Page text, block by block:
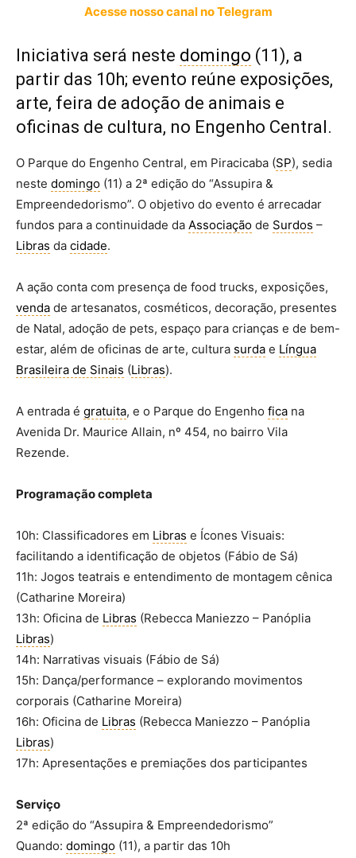
Acesse nosso canal no Telegram
Iniciativa será neste domingo (11), a
partir das 10h; evento reúne exposições,
arte, feira de adoção de animais e
oficinas de cultura, no Engenho Central.
O Parque do Engenho Central, em Piracicaba (SP), sedia
neste domingo (11) a 2ª edição do “Assupira &
Empreendedorismo”. O objetivo do evento é arrecadar
fundos para a continuidade da Associação de Surdos –
Libras da cidade.
A ação conta com presença de food trucks, exposições,
venda de artesanatos, cosméticos, decoração, presentes
de Natal, adoção de pets, espaço para crianças e de bem-
estar, além de oficinas de arte, cultura surda e Língua
Brasileira de Sinais (Libras).
A entrada é gratuita, e o Parque do Engenho fica na
Avenida Dr. Maurice Allain, nº 454, no bairro Vila
Rezende.
Programação completa
10h: Classificadores em Libras e Ícones Visuais:
facilitando a identificação de objetos (Fábio de Sá)
11h: Jogos teatrais e entendimento de montagem cênica
(Catharine Moreira)
13h: Oficina de Libras (Rebecca Maniezzo – Panóplia
Libras)
14h: Narrativas visuais (Fábio de Sá)
15h: Dança/performance – explorando movimentos
corporais (Catharine Moreira)
16h: Oficina de Libras (Rebecca Maniezzo – Panóplia
Libras)
17h: Apresentações e premiações dos participantes
Serviço
2ª edição do “Assupira & Empreendedorismo”
Quando: domingo (11), a partir das 10h